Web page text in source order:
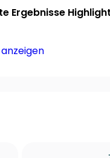
Ergebnisse